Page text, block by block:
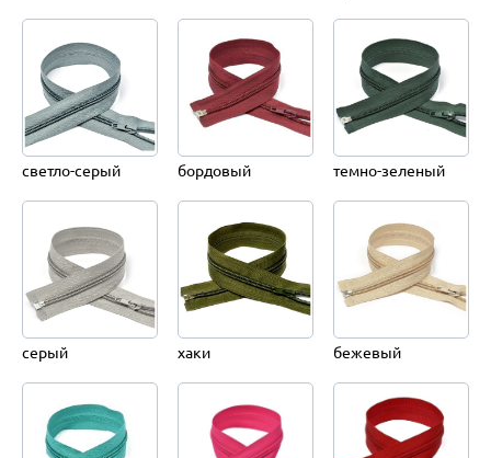
светло-серый бордовый темно-зеленый
серый хаки бежевый